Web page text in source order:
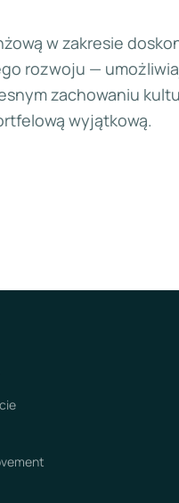
w zakresie
rozwoju —
zachowaniu
wyjątkową.